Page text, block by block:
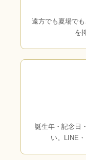
遠方でも夏場で
を
誕生年・記念日
い。LINE